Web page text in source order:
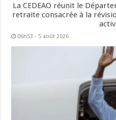
La CEDEAO réunit le
retraite consacrée à la
06h53 - 5 août 2026